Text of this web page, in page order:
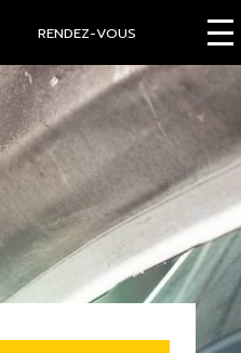
RENDEZ-VOUS